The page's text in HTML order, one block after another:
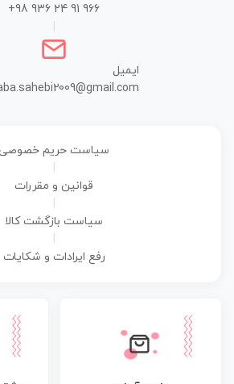
+98 936 24 91 966
ایمیل
سیاست حریم خصوصی
قوانین و مقررات
سیاست بازگشت کالا
رفع ایرادات و شکایات